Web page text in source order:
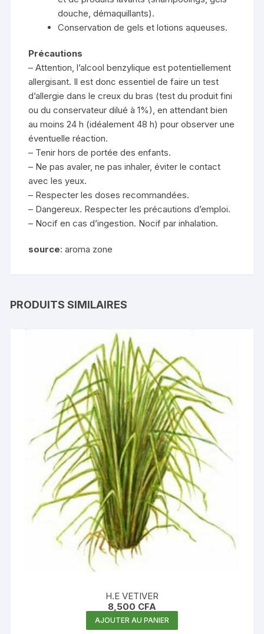
douche, démaquillants).
Conservation de gels et lotions aqueuses.
Précautions
– Attention, l’alcool benzylique est potentiellement
allergisant. Il est donc essentiel de faire un test
d’allergie dans le creux du bras (test du produit fini
ou du conservateur dilué à 1%), en attendant bien
au moins 24 h (idéalement 48 h) pour observer une
éventuelle réaction.
– Tenir hors de portée des enfants.
– Ne pas avaler, ne pas inhaler, éviter le contact
avec les yeux.
– Respecter les doses recommandées.
– Dangereux. Respecter les précautions d’emploi.
– Nocif en cas d’ingestion. Nocif par inhalation.
source: aroma zone
PRODUITS SIMILAIRES
H.E VETIVER
8,500 CFA
AJOUTER AU PANIER